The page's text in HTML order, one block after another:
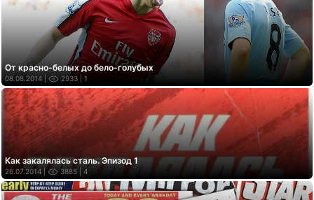
От красно-белых до бело-голубых
08.08.2014 | 2933 | 1
Как закалялась сталь. Эпизод 1
26.07.2014 | 3885 | 4